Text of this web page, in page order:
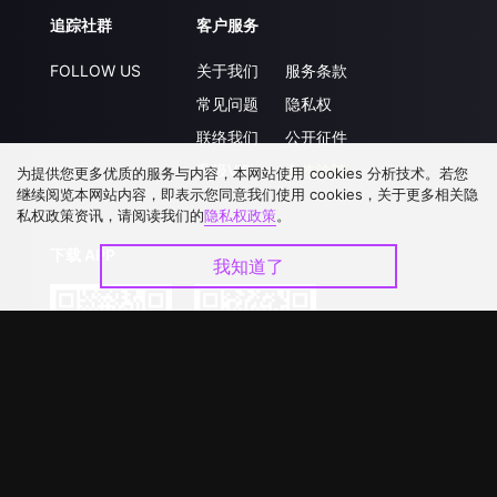
追踪社群
FOLLOW US
客户服务
关于我们
常见问题
联络我们
升级VIP
服务条款
隐私权
公开征件
合作洽談
为提供您更多优质的服务与内容，本网站使用 cookies 分析技术。若您
继续阅览本网站内容，即表示您同意我们使用 cookies，关于更多相关隐
私权政策资讯，请阅读我们的隐私权政策。
我知道了